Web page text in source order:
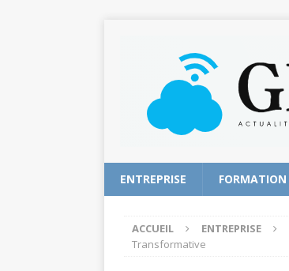
ENTREPRISE FORMATION
ACCUEIL ENTREPRISE
Transformative